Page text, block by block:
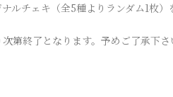
ルチェキ（全5種よりランダム1枚）
第終了となります。予めご了承下さ